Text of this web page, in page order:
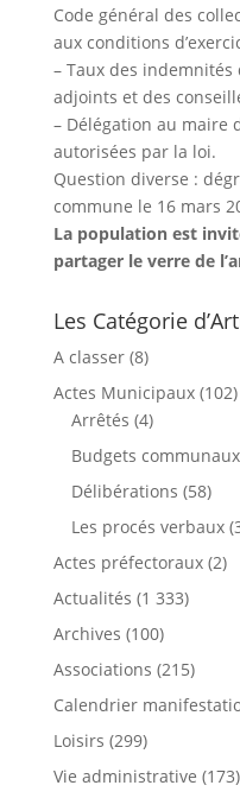
Code général des
aux conditions
– Taux des
adjoints et des
– Délégation au maire
autorisées par la loi.
Question diverse :
commune le 16 mars
La population est
partager le verre de
Les Catégorie
A classer(8)
Actes Municipaux(102)
Arrêtés (4)
Budgets communaux
Délibérations (58)
Les procés verbaux
Actes préfectoraux(2)
Actualités (1 333)
Archives (100)
Associations (215)
Calendrier
Loisirs (299)
Vie administrative (173)